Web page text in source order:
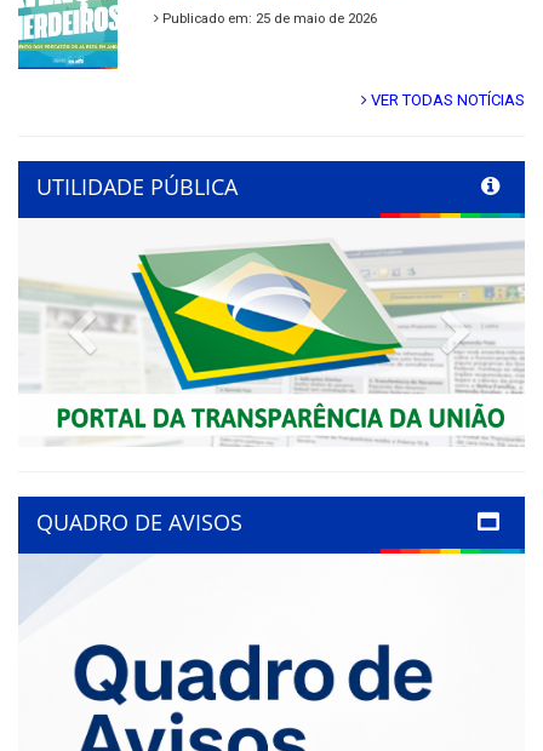
Publicado em: 25 de maio de 2026
VER TODAS NOTÍCIAS
UTILIDADE PÚBLICA
Previous Next
QUADRO DE AVISOS